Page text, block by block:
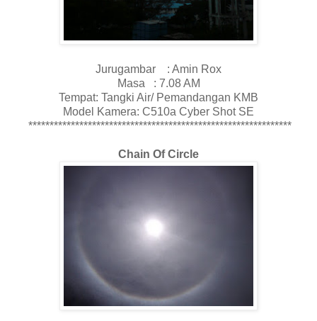
Jurugambar : Amin Rox
Masa : 7.08 AM
Tempat: Tangki Air/ Pemandangan KMB
Model Kamera: C510a Cyber Shot SE
**************************************************************
Chain Of Circle